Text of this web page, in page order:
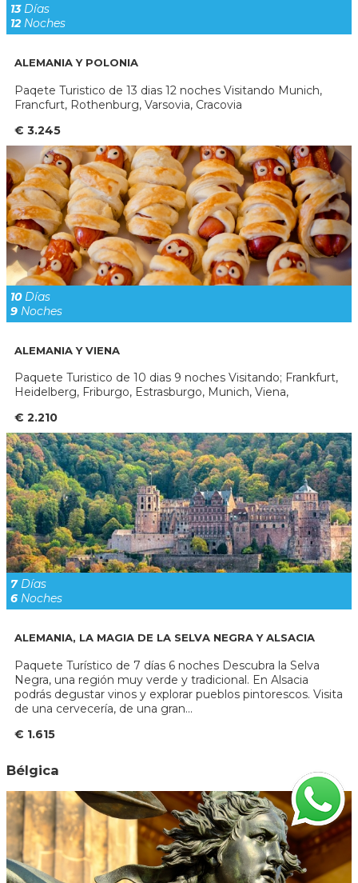
13Días
12Noches
ALEMANIA Y POLONIA
Paqete Turistico de 13 dias 12 noches Visitando Munich,
Francfurt, Rothenburg, Varsovia, Cracovia
€ 3.245
10Días
9 Noches
ALEMANIA Y VIENA
Paquete Turistico de 10 dias 9 noches Visitando; Frankfurt,
Heidelberg, Friburgo, Estrasburgo, Munich, Viena,
€ 2.210
7Días
6 Noches
ALEMANIA, LA MAGIA DE LA SELVA NEGRA Y ALSACIA
Paquete Turístico de 7 días 6 noches Descubra la Selva
Negra, una región muy verde y tradicional. En Alsacia
podrás degustar vinos y explorar pueblos pintorescos. Visita
de una cervecería, de una gran...
€ 1.615
Bélgica